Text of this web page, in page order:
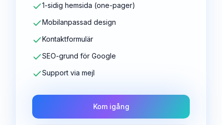
1-sidig hemsida (one-pager)
Mobilanpassad design
Kontaktformulär
SEO-grund för Google
Support via mejl
Kom igång